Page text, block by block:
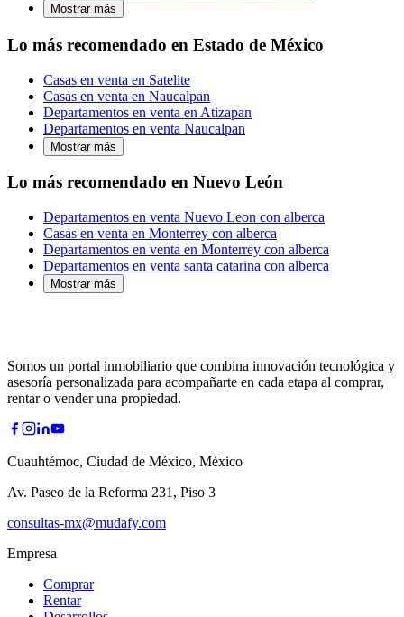
Mostrar más
Lo más recomendado en Estado de México
Casas en venta en Satelite
Casas en venta en Naucalpan
Departamentos en venta en Atizapan
Departamentos en venta Naucalpan
Mostrar más
Lo más recomendado en Nuevo León
Departamentos en venta Nuevo Leon con alberca
Casas en venta en Monterrey con alberca
Departamentos en venta en Monterrey con alberca
Departamentos en venta santa catarina con alberca
Mostrar más
Somos un portal inmobiliario que combina innovación tecnológica y
asesoría personalizada para acompañarte en cada etapa al comprar,
rentar o vender una propiedad.
Cuauhtémoc, Ciudad de México, México
Av. Paseo de la Reforma 231, Piso 3
consultas-mx@mudafy.com
Empresa
Comprar
Rentar